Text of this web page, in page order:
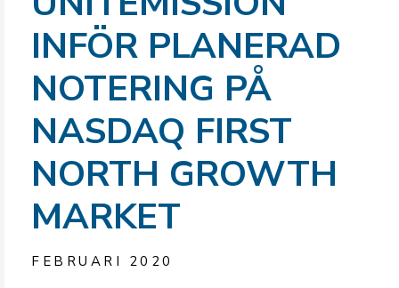
INFÖR PLANERAD
NOTERING PÅ
NASDAQ FIRST
NORTH GROWTH
MARKET
FEBRUARI 2020